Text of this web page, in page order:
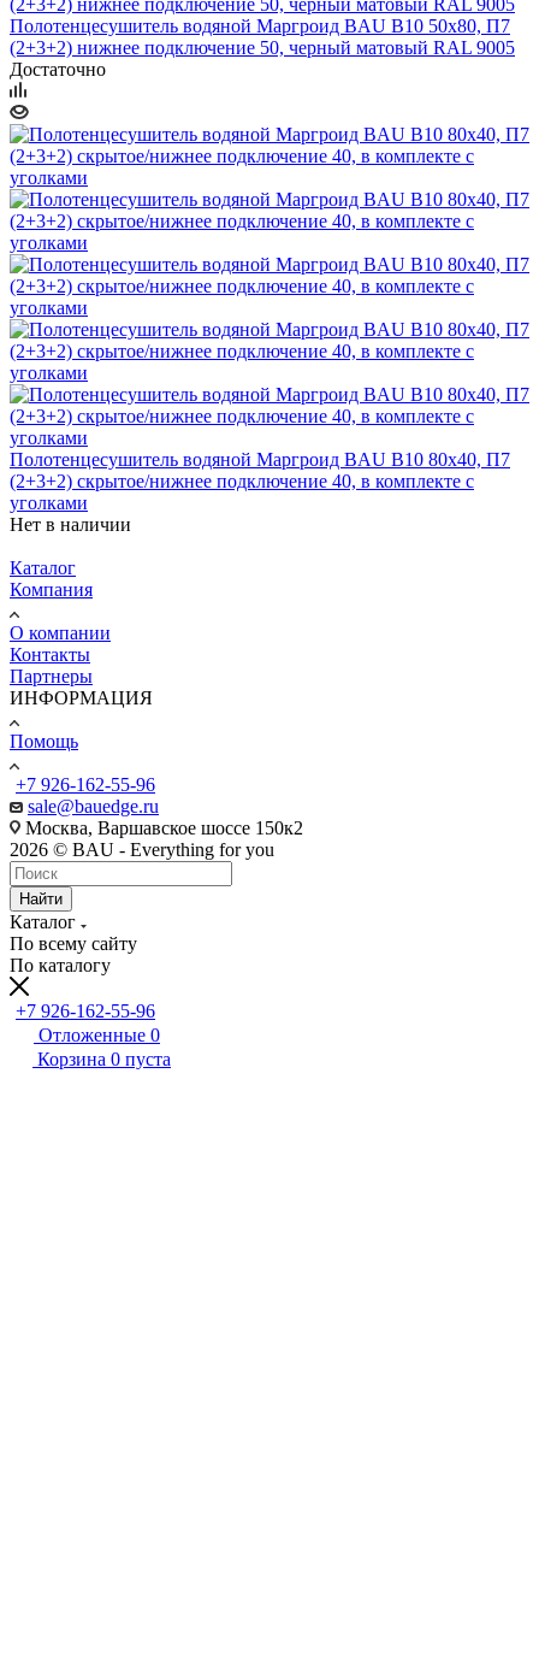
Полотенцесушитель водяной Маргроид BAU В10 50х80, П7
(2+3+2) нижнее подключение 50, черный матовый RAL 9005
Достаточно
Полотенцесушитель водяной Маргроид BAU В10 80х40, П7
(2+3+2) скрытое/нижнее подключение 40, в комплекте с
уголками
Нет в наличии
Каталог
Компания
О компании
Контакты
Партнеры
ИНФОРМАЦИЯ
Помощь
+7 926-162-55-96
sale@bauedge.ru
Москва, Варшавское шоссе 150к2
2026 © BAU - Everything for you
Найти
Каталог
По всему сайту
По каталогу
+7 926-162-55-96
Отложенные 0
Корзина 0 пуста